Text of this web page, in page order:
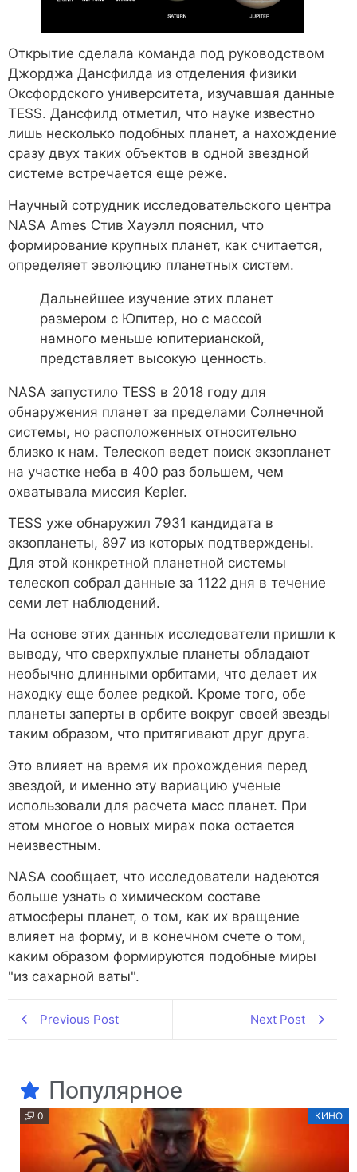
Открытие сделала команда под руководством
Джорджа Дансфилда из отделения физики
Оксфордского университета, изучавшая данные
TESS. Дансфилд отметил, что науке известно
лишь несколько подобных планет, а нахождение
сразу двух таких объектов в одной звездной
системе встречается еще реже.
Научный сотрудник исследовательского центра
NASA Ames Стив Хауэлл пояснил, что
формирование крупных планет, как считается,
определяет эволюцию планетных систем.
Дальнейшее изучение этих планет
размером с Юпитер, но с массой
намного меньше юпитерианской,
представляет высокую ценность.
NASA запустило TESS в 2018 году для
обнаружения планет за пределами Солнечной
системы, но расположенных относительно
близко к нам. Телескоп ведет поиск экзопланет
на участке неба в 400 раз большем, чем
охватывала миссия Kepler.
TESS уже обнаружил 7931 кандидата в
экзопланеты, 897 из которых подтверждены.
Для этой конкретной планетной системы
телескоп собрал данные за 1122 дня в течение
семи лет наблюдений.
На основе этих данных исследователи пришли к
выводу, что сверхпухлые планеты обладают
необычно длинными орбитами, что делает их
находку еще более редкой. Кроме того, обе
планеты заперты в орбите вокруг своей звезды
таким образом, что притягивают друг друга.
Это влияет на время их прохождения перед
звездой, и именно эту вариацию ученые
использовали для расчета масс планет. При
этом многое о новых мирах пока остается
неизвестным.
NASA сообщает, что исследователи надеются
больше узнать о химическом составе
атмосферы планет, о том, как их вращение
влияет на форму, и в конечном счете о том,
каким образом формируются подобные миры
"из сахарной ваты".
Previous Post Next Post
Популярное
0 КИНО